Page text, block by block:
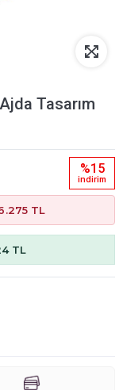
Tasarım
%15
i̇ndi̇ri̇m
TL
TL